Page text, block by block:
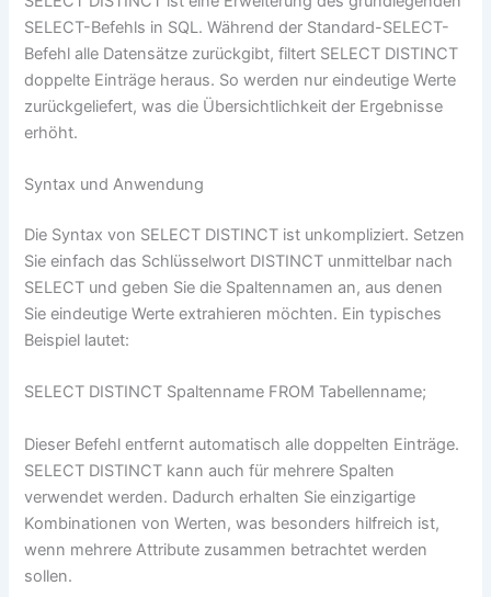
SELECT-Befehls in SQL. Während der Standard-SELECT-
Befehl alle Datensätze zurückgibt, filtert SELECT DISTINCT
doppelte Einträge heraus. So werden nur eindeutige Werte
zurückgeliefert, was die Übersichtlichkeit der Ergebnisse
erhöht.
Syntax und Anwendung
Die Syntax von SELECT DISTINCT ist unkompliziert. Setzen
Sie einfach das Schlüsselwort DISTINCT unmittelbar nach
SELECT und geben Sie die Spaltennamen an, aus denen
Sie eindeutige Werte extrahieren möchten. Ein typisches
Beispiel lautet:
SELECT DISTINCT Spaltenname FROM Tabellenname;
Dieser Befehl entfernt automatisch alle doppelten Einträge.
SELECT DISTINCT kann auch für mehrere Spalten
verwendet werden. Dadurch erhalten Sie einzigartige
Kombinationen von Werten, was besonders hilfreich ist,
wenn mehrere Attribute zusammen betrachtet werden
sollen.